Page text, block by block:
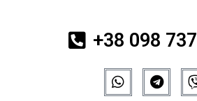
+38 098